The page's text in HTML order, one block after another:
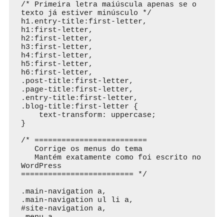
/* Primeira letra maiúscula apenas se o
texto já estiver minúsculo */
h1.entry-title:first-letter,
h1:first-letter,
h2:first-letter,
h3:first-letter,
h4:first-letter,
h5:first-letter,
h6:first-letter,
.post-title:first-letter,
.page-title:first-letter,
.entry-title:first-letter,
.blog-title:first-letter {
}
/* =========================
WordPress
========================= */
.main-navigation a,
.main-navigation ul li a,
#site-navigation a,